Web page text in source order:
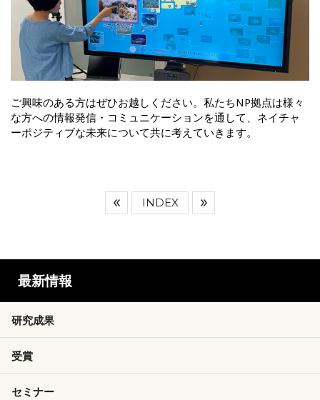
ご興味のある方はぜひお越しください。私たちNP拠点は様々
な方への情報発信・コミュニケーションを通して、ネイチャ
ーポジティブな未来について共に考えていきます。
INDEX
最新情報
研究成果
受賞
セミナー